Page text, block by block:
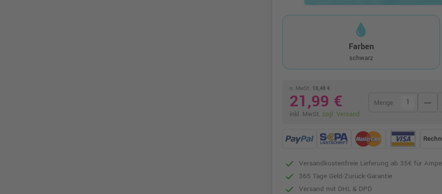
Farben
schwarz
o. MwSt. 18,48 €
21,99 €
inkl. MwSt. zzgl. Versand
Menge remove
Versandkostenfreie Lieferung ab 35€ für
365 Tage Geld-Zurück-Garantie
Versand mit DHL & DPD